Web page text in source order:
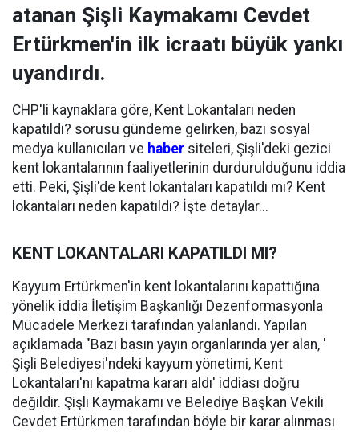
atanan Şişli Kaymakamı Cevdet
Ertürkmen'in ilk icraatı büyük yankı
uyandırdı.
CHP'li kaynaklara göre, Kent Lokantaları neden
kapatıldı? sorusu gündeme gelirken, bazı sosyal
medya kullanıcıları ve haber siteleri, Şişli'deki gezici
kent lokantalarının faaliyetlerinin durdurulduğunu iddia
etti. Peki, Şişli'de kent lokantaları kapatıldı mı? Kent
lokantaları neden kapatıldı? İşte detaylar...
KENT LOKANTALARI KAPATILDI MI?
Kayyum Ertürkmen'in kent lokantalarını kapattığına
yönelik iddia İletişim Başkanlığı Dezenformasyonla
Mücadele Merkezi tarafından yalanlandı. Yapılan
açıklamada "Bazı basın yayın organlarında yer alan, '
Şişli Belediyesi'ndeki kayyum yönetimi, Kent
Lokantaları'nı kapatma kararı aldı' iddiası doğru
değildir. Şişli Kaymakamı ve Belediye Başkan Vekili
Cevdet Ertürkmen tarafından böyle bir karar alınması